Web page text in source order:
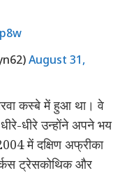
August 31,
कस्बे में हुआ था। वे
धीरे उन्होंने अपने भय
में दक्षिण अफ्रीका
ट्रेसकोथिक और